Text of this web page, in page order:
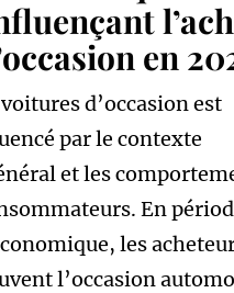
en
d’occasion est
par le contexte
et les
En
les
l’occasion